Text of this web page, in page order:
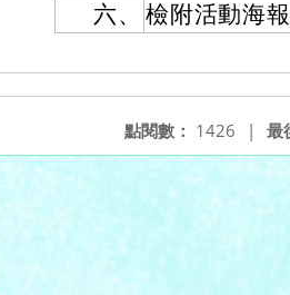
六、
檢附活動海報
最
點閱數： 1426 |